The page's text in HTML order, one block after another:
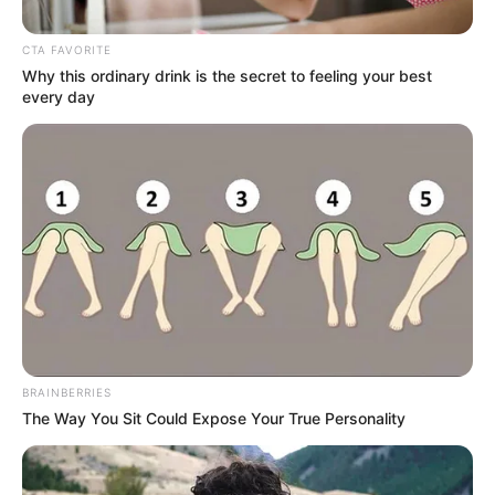
escríbenos al WhatsApp a través de
este link
ALERTA BOGOTÁ EN GOOGLE NEWS
TEMAS RELACIONADOS
MANTÉNGASE EN ALERTA
CTA FAVORITE
Why this ordinary drink is the secret to feeling your best
every day
BRAINBERRIES
The Way You Sit Could Expose Your True Personality